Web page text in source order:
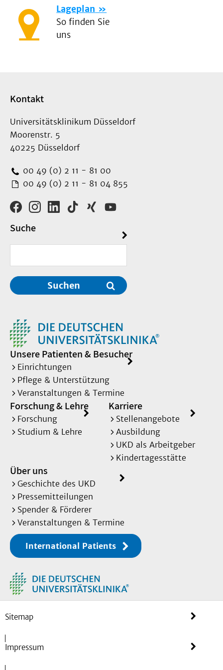
Lageplan
So finden Sie
uns
Kontakt
Universitätsklinikum Düsseldorf
Moorenstr. 5
40225 Düsseldorf
00 49 (0) 2 11 - 81 00
00 49 (0) 2 11 - 81 04 855
Suche
Suchen
Unsere Patienten & Besucher
Einrichtungen
Pflege & Unterstützung
Veranstaltungen & Termine
Forschung & Lehre
Forschung
Studium & Lehre
Karriere
Stellenangebote
Ausbildung
UKD als Arbeitgeber
Kindertagesstätte
Über uns
Geschichte des UKD
Pressemitteilungen
Spender & Förderer
Veranstaltungen & Termine
International Patients
Sitemap
Impressum